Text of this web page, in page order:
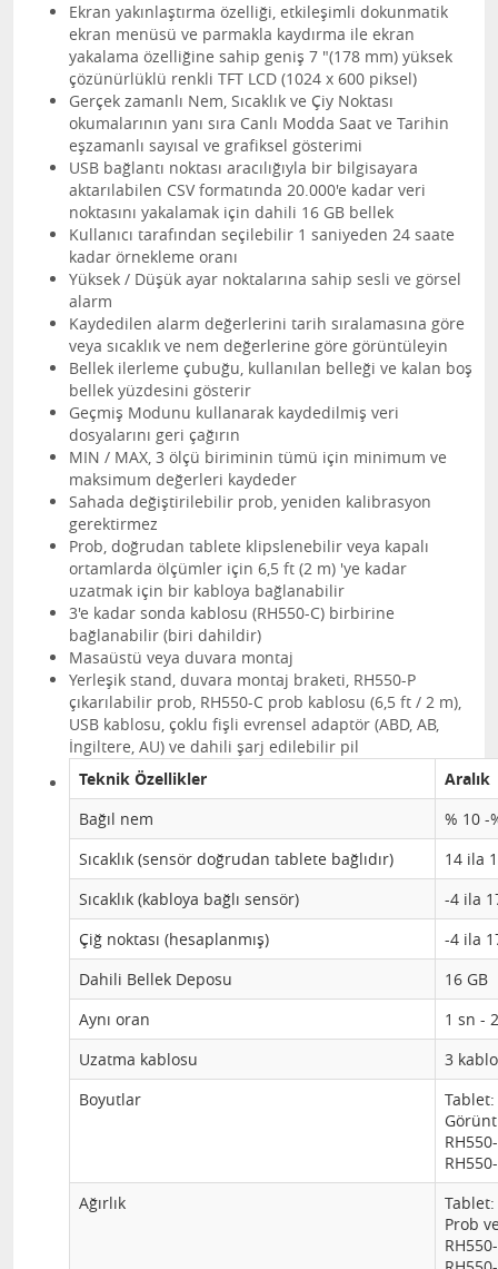
Ekran yakınlaştırma özelliği, etkileşimli dokunmatik
ekran menüsü ve parmakla kaydırma ile ekran
yakalama özelliğine sahip geniş 7 "(178 mm) yüksek
çözünürlüklü renkli TFT LCD (1024 x 600 piksel)
Gerçek zamanlı Nem, Sıcaklık ve Çiy Noktası
okumalarının yanı sıra Canlı Modda Saat ve Tarihin
eşzamanlı sayısal ve grafiksel gösterimi
USB bağlantı noktası aracılığıyla bir bilgisayara
aktarılabilen CSV formatında 20.000'e kadar veri
noktasını yakalamak için dahili 16 GB bellek
Kullanıcı tarafından seçilebilir 1 saniyeden 24 saate
kadar örnekleme oranı
Yüksek / Düşük ayar noktalarına sahip sesli ve görsel
alarm
Kaydedilen alarm değerlerini tarih sıralamasına göre
veya sıcaklık ve nem değerlerine göre görüntüleyin
Bellek ilerleme çubuğu, kullanılan belleği ve kalan boş
bellek yüzdesini gösterir
Geçmiş Modunu kullanarak kaydedilmiş veri
dosyalarını geri çağırın
MIN / MAX, 3 ölçü biriminin tümü için minimum ve
maksimum değerleri kaydeder
Sahada değiştirilebilir prob, yeniden kalibrasyon
gerektirmez
Prob, doğrudan tablete klipslenebilir veya kapalı
ortamlarda ölçümler için 6,5 ft (2 m) 'ye kadar
uzatmak için bir kabloya bağlanabilir
3'e kadar sonda kablosu (RH550-C) birbirine
bağlanabilir (biri dahildir)
Masaüstü veya duvara montaj
Yerleşik stand, duvara montaj braketi, RH550-P
çıkarılabilir prob, RH550-C prob kablosu (6,5 ft / 2 m),
USB kablosu, çoklu fişli evrensel adaptör (ABD, AB,
İngiltere, AU) ve dahili şarj edilebilir pil
Teknik Özellikler
Aralık
Bağıl nem
% 10 -
Sıcaklık (sensör doğrudan tablete bağlıdır)
14 ila
Sıcaklık (kabloya bağlı sensör)
-4 ila
Çiğ noktası (hesaplanmış)
-4 ila
Dahili Bellek Deposu
16 GB
Aynı oran
1 sn -
Uzatma kablosu
3
Boyutlar
Tablet:
Ağırlık
Tablet:
Prob